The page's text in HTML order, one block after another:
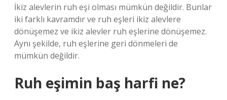
İkiz alevlerin ruh eşi olması mümkün değildir. Bunlar
iki farklı kavramdır ve ruh eşleri ikiz alevlere
dönüşemez ve ikiz alevler ruh eşlerine dönüşemez.
Aynı şekilde, ruh eşlerine geri dönmeleri de
mümkün değildir.
Ruh eşimin baş harfi ne?